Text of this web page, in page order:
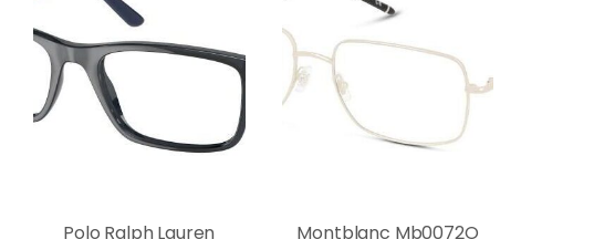
Polo Ralph Lauren
Montblanc Mb0072O